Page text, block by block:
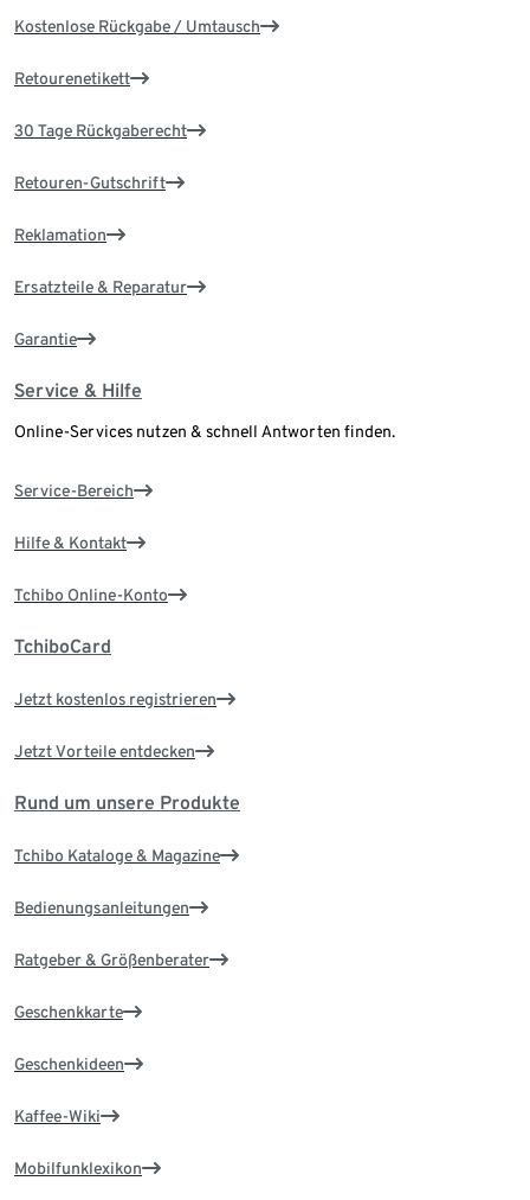
Kostenlose Rückgabe / Umtausch
Retourenetikett
30 Tage Rückgaberecht
Retouren-Gutschrift
Reklamation
Ersatzteile & Reparatur
Garantie
Service & Hilfe
Online-Services nutzen & schnell Antworten finden.
Service-Bereich
Hilfe & Kontakt
Tchibo Online-Konto
TchiboCard
Jetzt kostenlos registrieren
Jetzt Vorteile entdecken
Rund um unsere Produkte
Tchibo Kataloge & Magazine
Bedienungsanleitungen
Ratgeber & Größenberater
Geschenkkarte
Geschenkideen
Kaffee-Wiki
Mobilfunklexikon